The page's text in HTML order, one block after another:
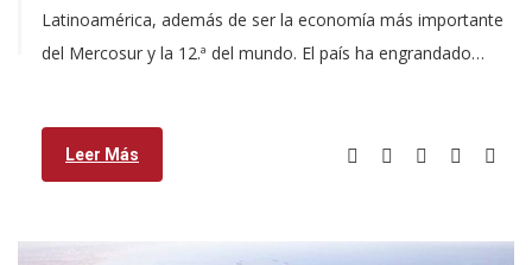
Latinoamérica, además de ser la economía más importante
del Mercosur y la 12.ª del mundo. El país ha engrandado…
Leer Más